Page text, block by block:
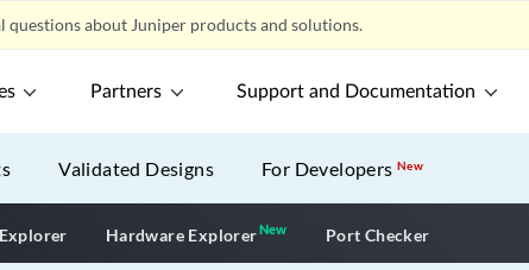
questions about Juniper products and solutions.
Partners Support and Documentation
Validated Designs For DevelopersNew
Hardware ExplorerNewNew application
Port Checker